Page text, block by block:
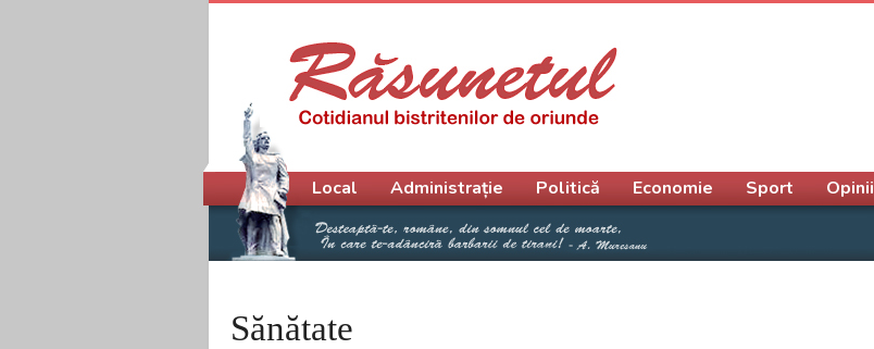
Sănătate
Meniu principal
Local Administrație Politică Economie Sport Opinii